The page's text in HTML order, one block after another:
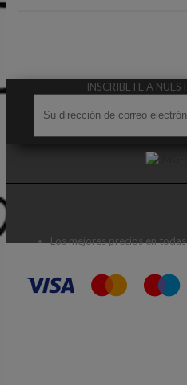
INSCRIBETE A
Los mejores precios en